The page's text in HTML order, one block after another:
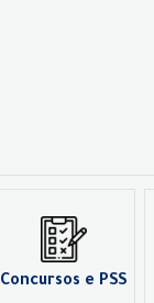
Concursos e PSS